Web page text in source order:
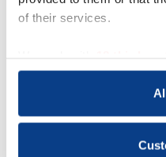
of their services.
process your information.
Je naam *
Je e-mailadres *
Telefoonnummer